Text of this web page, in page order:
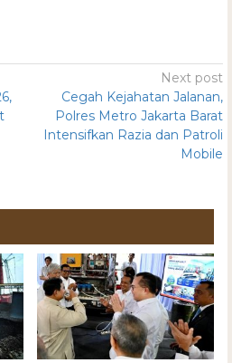
Next post
Cegah Kejahatan Jalanan,
Polres Metro Jakarta Barat
Intensifkan Razia dan Patroli
Mobile